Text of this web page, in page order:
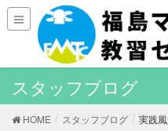
スタッフブログ
HOME スタッフブログ 実践